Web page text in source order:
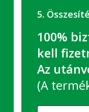
5.
100%
kell
Az
(A